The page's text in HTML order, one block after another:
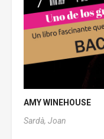
AMY WINEHOUSE
Sardà, Joan